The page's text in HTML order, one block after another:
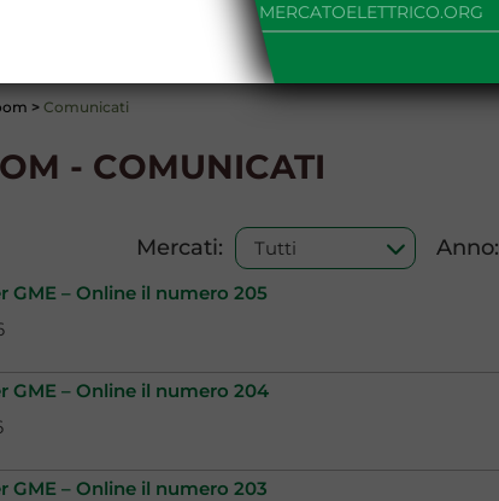
CONTINUA SU MERCATOELETTRICO.ORG
> Comunicati
- COMUNICATI
Mercati: Anno:
GME – Online il numero 205
GME – Online il numero 204
GME – Online il numero 203